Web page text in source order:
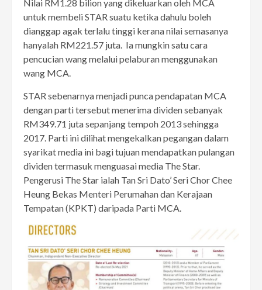
Nilai RM1.28 bilion yang dikeluarkan oleh MCA
untuk membeli STAR suatu ketika dahulu boleh
dianggap agak terlalu tinggi kerana nilai semasanya
hanyalah RM221.57 juta. Ia mungkin satu cara
pencucian wang melalui pelaburan menggunakan
wang MCA.
STAR sebenarnya menjadi punca pendapatan MCA
dengan parti tersebut menerima dividen sebanyak
RM349.71 juta sepanjang tempoh 2013 sehingga
2017. Parti ini dilihat mengekalkan pegangan dalam
syarikat media ini bagi tujuan mendapatkan pulangan
dividen termasuk menguasai media The Star.
Pengerusi The Star ialah Tan Sri Dato’ Seri Chor Chee
Heung Bekas Menteri Perumahan dan Kerajaan
Tempatan (KPKT) daripada Parti MCA.